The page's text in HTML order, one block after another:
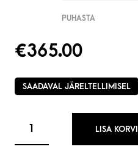
PUHASTA
€365.00
SAADAVAL JÄRELTELLIMISEL
LISA KORVI